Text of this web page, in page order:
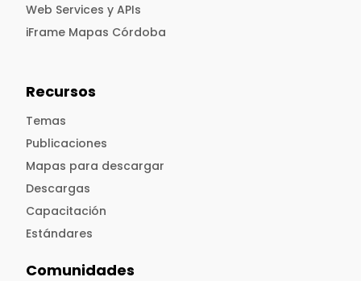
Web Services y APIs
iFrame Mapas Córdoba
Recursos
Temas
Publicaciones
Mapas para descargar
Descargas
Capacitación
Estándares
Comunidades